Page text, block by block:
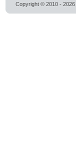
Copyright © 2010 - 2026